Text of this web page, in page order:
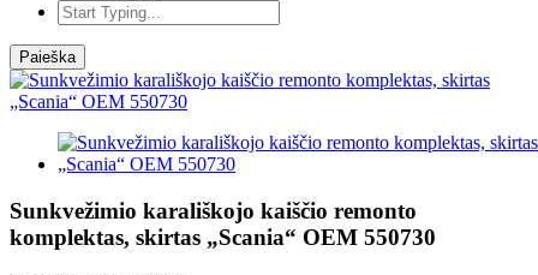
Paieška
Sunkvežimio karališkojo kaiščio remonto
komplektas, skirtas „Scania“ OEM 550730